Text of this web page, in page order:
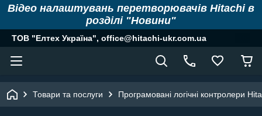
Відео налаштувань перетворювачів Hitachi в
розділі "Новини"
ТОВ "Елтех Україна", office@hitachi-ukr.com.ua
Товари та послуги Програмовані логічні контролери